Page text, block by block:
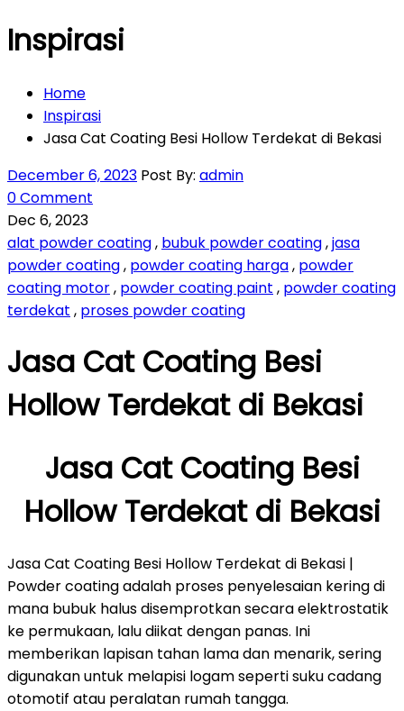
Inspirasi
Home
Inspirasi
Jasa Cat Coating Besi Hollow Terdekat di Bekasi
December 6, 2023 Post By: admin
0 Comment
Dec 6, 2023
alat powder coating, bubuk powder coating,jasa
powder coating, powder coating harga, powder
coating motor, powder coating paint , powder coating
terdekat , proses powder coating
Jasa Cat Coating Besi
Hollow Terdekat di Bekasi
Jasa Cat Coating Besi
Hollow Terdekat di Bekasi
Jasa Cat Coating Besi Hollow Terdekat di Bekasi |
Powder coating adalah proses penyelesaian kering di
mana bubuk halus disemprotkan secara elektrostatik
ke permukaan, lalu diikat dengan panas. Ini
memberikan lapisan tahan lama dan menarik, sering
digunakan untuk melapisi logam seperti suku cadang
otomotif atau peralatan rumah tangga.